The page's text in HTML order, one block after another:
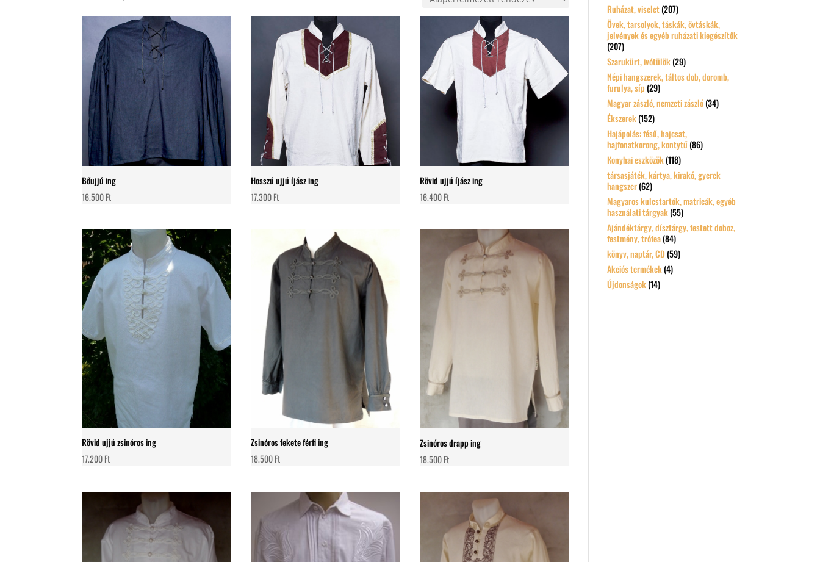
Bőujjú ing
16.500Ft
Hosszú ujjú íjász ing
17.300Ft
Rövid ujjú íjász ing
16.400Ft
Rövid ujjú zsinóros ing
17.200Ft
Zsinóros fekete férfi ing
18.500Ft
Zsinóros drapp ing
18.500Ft
Ruházat, viselet(207)
Övek, tarsolyok, táskák, övtáskák,
jelvények és egyéb ruházati kiegészítők
(207)
Szarukürt, ivótülök(29)
Népi hangszerek, táltos dob, doromb,
furulya, síp (29)
Magyar zászló, nemzeti zászló(34)
Ékszerek(152)
Hajápolás: fésű, hajcsat,
hajfonatkorong, kontytű(86)
Konyhai eszközök(118)
társasjáték, kártya, kirakó, gyerek
hangszer(62)
Magyaros kulcstartók, matricák, egyéb
használati tárgyak(55)
Ajándéktárgy, dísztárgy, festett doboz,
festmény, trófea(84)
könyv, naptár, CD (59)
Akciós termékek(4)
Újdonságok(14)